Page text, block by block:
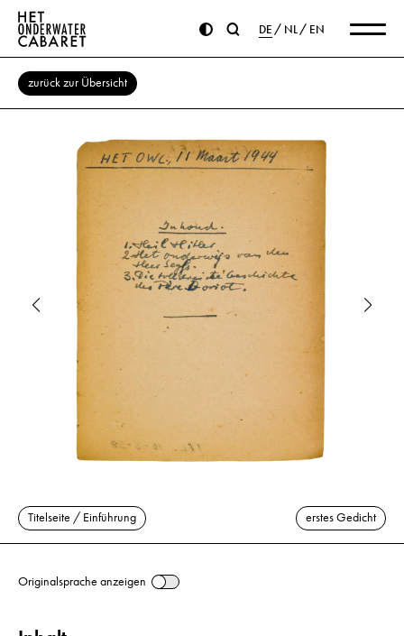
DE NL EN
zurück zur Übersicht
Titelseite / Einführung erstes Gedicht
Originalsprache anzeigen